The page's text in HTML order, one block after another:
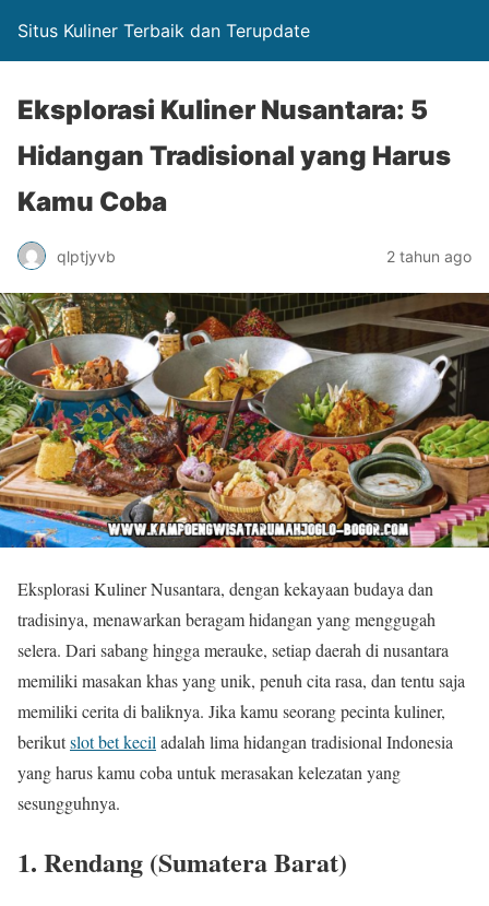
Situs Kuliner Terbaik dan Terupdate
Eksplorasi Kuliner Nusantara: 5
Hidangan Tradisional yang Harus
Kamu Coba
qlptjyvb 2 tahun ago
Eksplorasi Kuliner Nusantara, dengan kekayaan budaya dan
tradisinya, menawarkan beragam hidangan yang menggugah
selera. Dari sabang hingga merauke, setiap daerah di nusantara
memiliki masakan khas yang unik, penuh cita rasa, dan tentu saja
memiliki cerita di baliknya. Jika kamu seorang pecinta kuliner,
berikutslot bet kecil adalah lima hidangan tradisional Indonesia
yang harus kamu coba untuk merasakan kelezatan yang
sesungguhnya.
1. Rendang (Sumatera Barat)